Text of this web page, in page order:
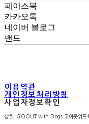
페이스북
카카오톡
네이버 블로그
밴드
이용약관
개인정보처리방침
사업자정보확인
상호: GOOUT with Dogs 고아웃위드